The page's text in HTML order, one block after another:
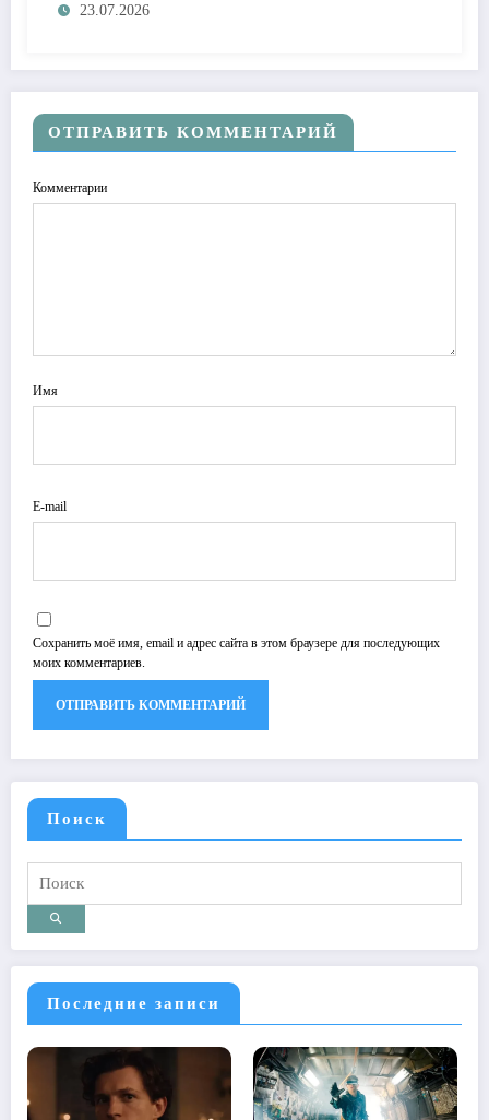
23.07.2026
ОТПРАВИТЬ КОММЕНТАРИЙ
Комментарии
Имя
E-mail
Сохранить моё имя, email и адрес сайта в этом браузере для последующих
моих комментариев.
Поиск
Последние записи